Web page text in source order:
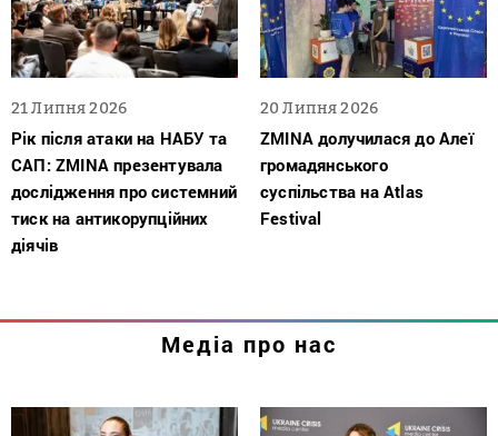
21 Липня 2026
Рік після атаки на НАБУ та
САП: ZMINA презентувала
дослідження про системний
тиск на антикорупційних
діячів
20 Липня 2026
ZMINA долучилася до Алеї
громадянського
суспільства на Atlas
Festival
Медіа про нас